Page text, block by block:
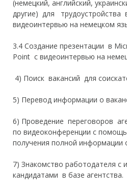
(немецкий, английский,
другие) для трудоустройства
видеоинтервью на немецком
3.4 Создание презентации в
Point с видеоинтервью на
4) Поиск вакансий для
5) Перевод информации о
6) Проведение переговоров
по видеоконференции с
получения полной информации
7) Знакомство работодателя с
кандидатами в базе агентства.